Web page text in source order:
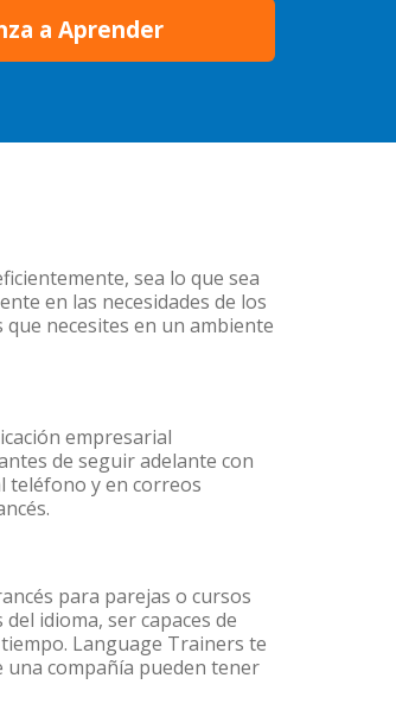
a Aprender
sea lo que sea
en las necesidades de los
necesites en un ambiente
empresarial
de seguir adelante con
teléfono y en correos
para parejas o cursos
idioma, ser capaces de
Language Trainers te
una compañía pueden tener